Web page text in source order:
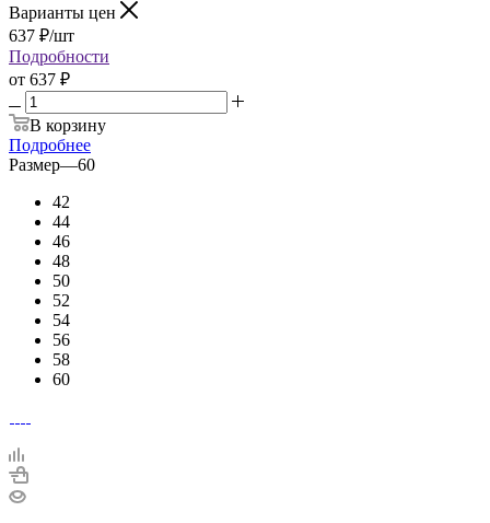
Варианты цен
637 ₽/шт
Подробности
от 637 ₽
В корзину
Подробнее
Размер—60
42
44
46
48
50
52
54
56
58
60